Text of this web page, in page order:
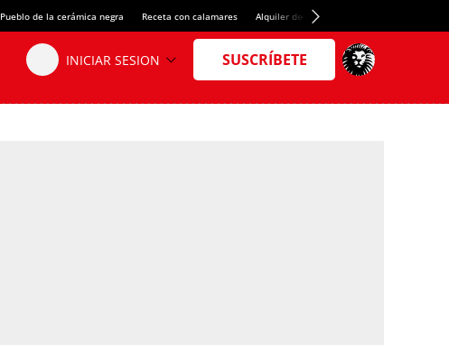
Pueblo de la cerámica negra Receta con calamares Alquiler de habitaciones en España